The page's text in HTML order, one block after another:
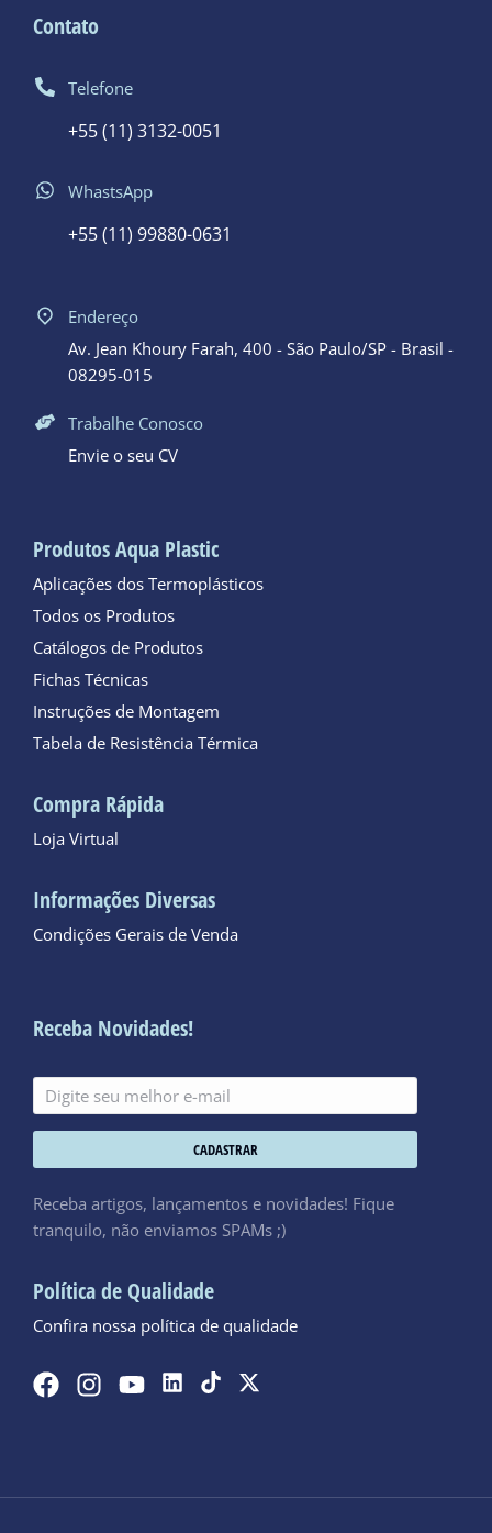
Contato
Telefone
+55 (11) 3132-0051
WhastsApp
+55 (11) 99880-0631
Endereço
Av. Jean Khoury Farah, 400 - São Paulo/SP - Brasil -
08295-015
Trabalhe Conosco
Envie o seu CV
Produtos Aqua Plastic
Aplicações dos Termoplásticos
Todos os Produtos
Catálogos de Produtos
Fichas Técnicas
Instruções de Montagem
Tabela de Resistência Térmica
Compra Rápida
Loja Virtual
Informações Diversas
Condições Gerais de Venda
Receba Novidades!
CADASTRAR
Receba artigos, lançamentos e novidades! Fique
tranquilo, não enviamos SPAMs ;)
Política de Qualidade
Confira nossa política de qualidade